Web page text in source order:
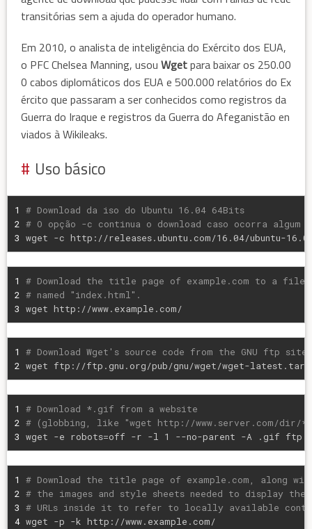
transitórias sem a ajuda do operador humano.
Em 2010, o analista de inteligência do Exército dos EUA,
o PFC Chelsea Manning, usou Wgetpara baixar os 250.00
0 cabos diplomáticos dos EUA e 500.000 relatórios do Ex
ército que passaram a ser conhecidos como registros da
Guerra do Iraque e registros da Guerra do Afeganistão en
viados à Wikileaks.
Uso básico
1
2
3
# Download da iso do Ubuntu 16.04 64Bits
# O opção -c continua o download caso ocorra algum
wget -c http://releases.ubuntu.com/16.04/ubuntu-
1
2
3
# Download the title page of example.com to a file
# named "index.html".
wget http://www.example.com/
1
2
# Download Wget's source code from the GNU ftp site.
wget ftp://ftp.gnu.org/pub/gnu/wget/wget-
1
2
3
# Download *.gif from a website
# (globbing, like "wget http://www.server.com/
wget -e robots=off -r -l 1 --no-parent -A .gif ftp://
1
2
3
4
# Download the title page of example.com, along
# the images and style sheets needed to display the
# URLs inside it to refer to locally available
wget -p -k http://www.example.com/